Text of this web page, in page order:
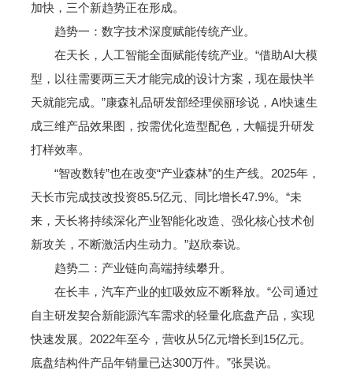
加快，三个新趋势正在形成。
趋势一：数字技术深度赋能传统产业。
在天长，人工智能全面赋能传统产业。“借助AI大模
型，以往需要两三天才能完成的设计方案，现在最快半
天就能完成。”康森礼品研发部经理侯丽珍说，AI快速生
成三维产品效果图，按需优化造型配色，大幅提升研发
打样效率。
“智改数转”也在改变“产业森林”的生产线。2025年，
天长市完成技改投资85.5亿元、同比增长47.9%。“未
来，天长将持续深化产业智能化改造、强化核心技术创
新攻关，不断激活内生动力。”赵欣泰说。
趋势二：产业链向高端持续攀升。
在长丰，汽车产业的虹吸效应不断释放。“公司通过
自主研发契合新能源汽车需求的轻量化底盘产品，实现
快速发展。2022年至今，营收从5亿元增长到15亿元。
底盘结构件产品年销量已达300万件。”张昊说。